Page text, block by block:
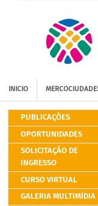
INICIO
PUBLICAÇÕES
OPORTUNIDADES
SOLICITAÇÃO DE
INGRESSO
CURSO VIRTUAL
GALERIA MULTIMÍDIA